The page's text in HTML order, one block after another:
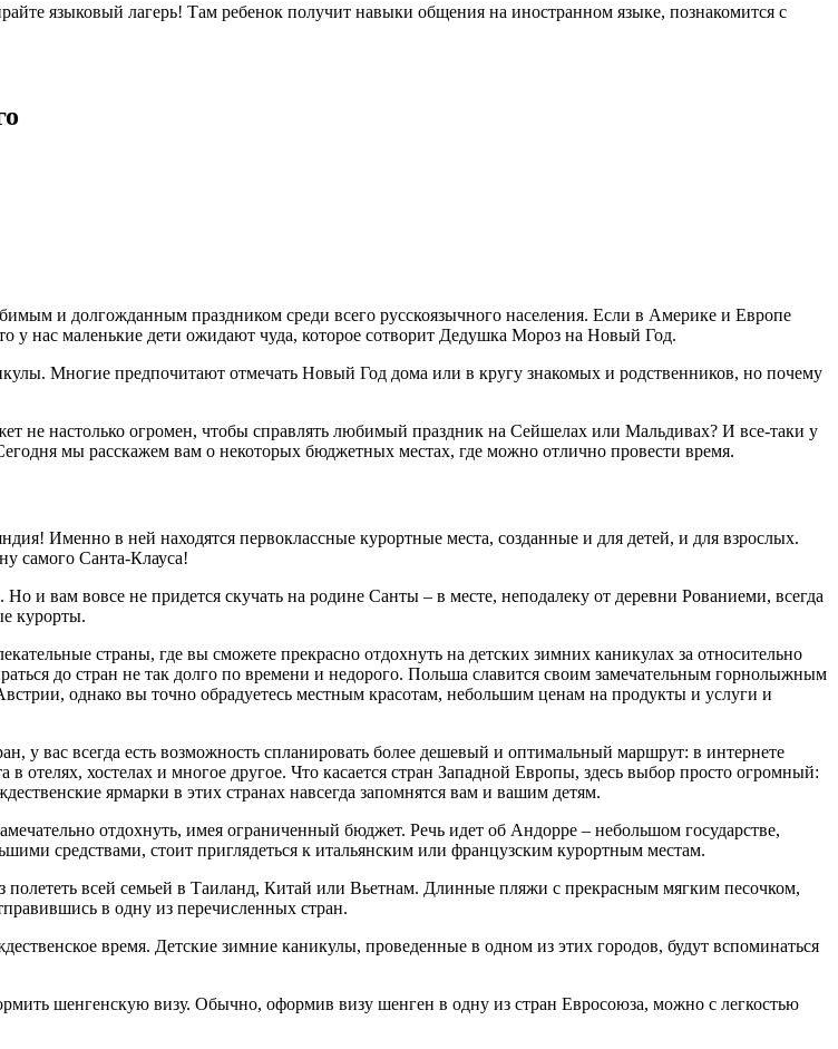
языковый лагерь! Там ребенок получит навыки общения на иностранном языке, познакомится с
и долгожданным праздником среди всего русскоязычного населения. Если в Америке и Европе
нас маленькие дети ожидают чуда, которое сотворит Дедушка Мороз на Новый Год.
Многие предпочитают отмечать Новый Год дома или в кругу знакомых и родственников, но почему
не настолько огромен, чтобы справлять любимый праздник на Сейшелах или Мальдивах? И все-таки у
мы расскажем вам о некоторых бюджетных местах, где можно отлично провести время.
Именно в ней находятся первоклассные курортные места, созданные и для детей, и для взрослых.
самого Санта-Клауса!
и вам вовсе не придется скучать на родине Санты – в месте, неподалеку от деревни Рованиеми, всегда
курорты.
страны, где вы сможете прекрасно отдохнуть на детских зимних каникулах за относительно
до стран не так долго по времени и недорого. Польша славится своим замечательным горнолыжным
однако вы точно обрадуетесь местным красотам, небольшим ценам на продукты и услуги и
у вас всегда есть возможность спланировать более дешевый и оптимальный маршрут: в интернете
отелях, хостелах и многое другое. Что касается стран Западной Европы, здесь выбор просто огромный:
ярмарки в этих странах навсегда запомнятся вам и вашим детям.
отдохнуть, имея ограниченный бюджет. Речь идет об Андорре – небольшом государстве,
средствами, стоит приглядеться к итальянским или французским курортным местам.
всей семьей в Таиланд, Китай или Вьетнам. Длинные пляжи с прекрасным мягким песочком,
в одну из перечисленных стран.
время. Детские зимние каникулы, проведенные в одном из этих городов, будут вспоминаться
шенгенскую визу. Обычно, оформив визу шенген в одну из стран Евросоюза, можно с легкостью